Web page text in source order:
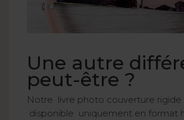
Une autre
peut-être ?
Notre livre photo couverture rigide
disponible uniquement en format